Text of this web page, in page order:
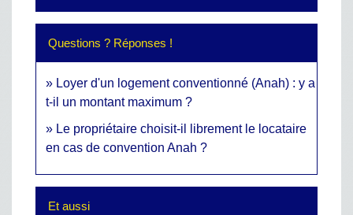
Questions ? Réponses !
Loyer d'un logement conventionné (Anah) : y a
t-il un montant maximum ?
Le propriétaire choisit-il librement le locataire
en cas de convention Anah ?
Et aussi